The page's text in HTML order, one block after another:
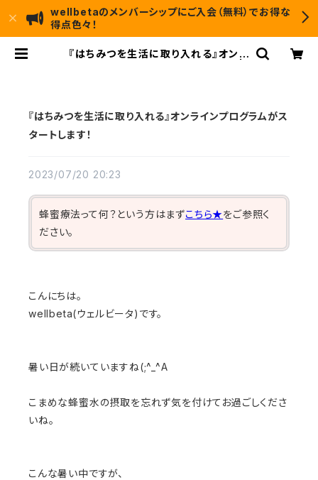
wellbetaのメンバーシップにご入会（無料）でお得な
得点色々！
『はちみつを生活に取り入れる』オンラ
『はちみつを生活に取り入れる』オンラインプログラムがス
タートします！
2023/07/20 20:23
蜂蜜療法って何？という方はまずこちら★をご参照く
ださい。
こんにちは。
wellbeta(ウェルビータ)です。
暑い日が続いていますね(;^_^A
こまめな蜂蜜水の摂取を忘れず気を付けてお過ごしくださ
いね。
こんな暑い中ですが、